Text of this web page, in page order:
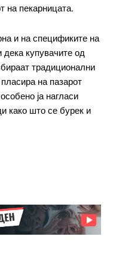
на пекарницата.
и на спецификите на
дека купувачите од
традиционални
на пазарот
ја нагласи
како што се бурек и